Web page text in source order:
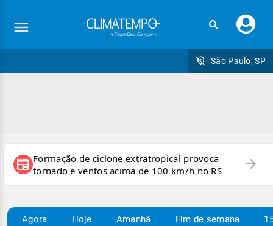
seu
São Paulo, SP
newspaper Formação de ciclone extratropical provoca
tornado e ventos acima de 100 km/h no RS
arrow_forward
Agora Hoje Amanhã Fim de semana